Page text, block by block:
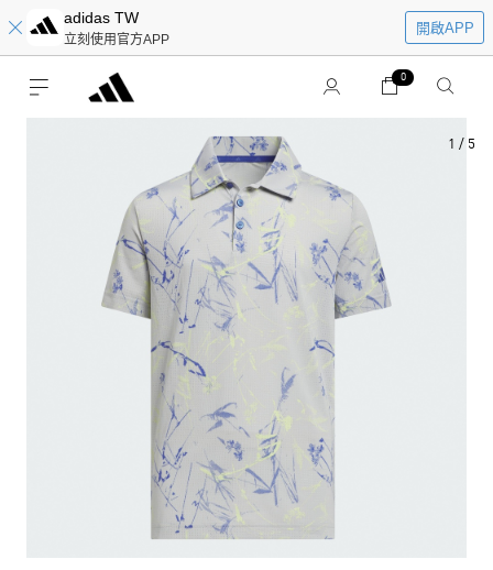
adidas TW
立刻使用官方APP
開啟APP
0
1 / 5